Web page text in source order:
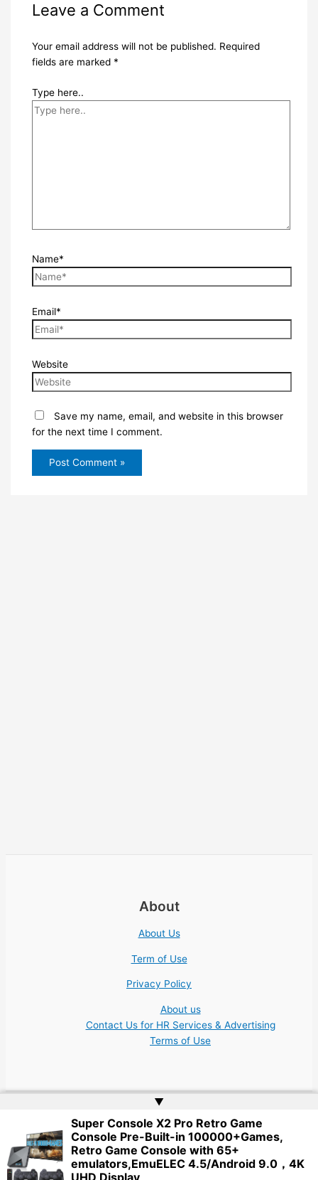
Leave a Comment
Your email address will not be published. Required
fields are marked *
Type here..
Name*
Email*
Website
Save my name, email, and website in this browser
for the next time I comment.
About
About Us
Term of Use
Privacy Policy
About us
Contact Us for HR Services & Advertising
Terms of Use
Copyright © 2026 Academic Jobs Teaching Education University
College Nonprofit | Website byWeb Doktoru
▲
Super Console X2 Pro Retro Game
Console Pre-Built-in 100000+Games,
Retro Game Console with 65+
emulators,EmuELEC 4.5/Android 9.0，4K
UHD Display